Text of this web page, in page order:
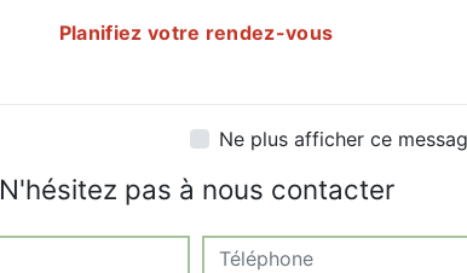
Planifiez votre rendez-vous
Ne plus afficher ce
N'hésitez pas à nous contacter